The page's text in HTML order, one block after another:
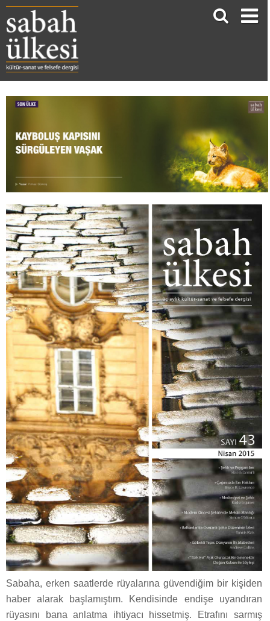
Sabaha, erken saatlerde rüyalarına güvendiğim bir kişiden
haber alarak başlamıştım. Kendisinde endişe uyandıran
rüyasını bana anlatma ihtiyacı hissetmiş. Etrafını sarmış